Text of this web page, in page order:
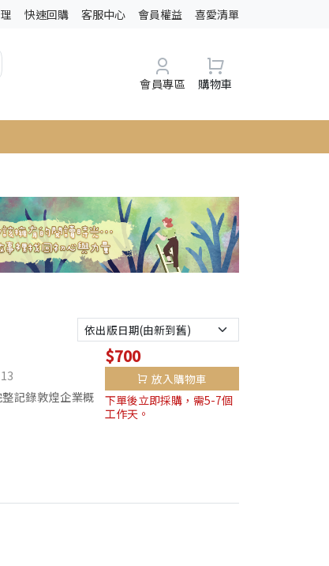
快速回購 客服中心 會員權益 喜愛清單
會員專區 購物車
記錄敦煌企業概
$700
放入購物車
下單後立即採購，需5-7個
工作天。